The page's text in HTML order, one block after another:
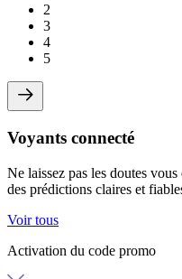
2
3
4
5
Voyants connecté
Ne laissez pas les doutes
des prédictions claires et
Voir tous
Activation du code promo